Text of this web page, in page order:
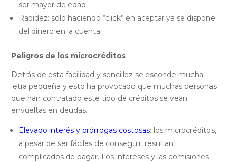
ser mayor de edad
Rapidez: solo haciendo “click” en aceptar ya se dispone
del dinero en la cuenta
Peligros de los microcréditos
Detrás de esta facilidad y sencillez se esconde mucha
letra pequeña y esto ha provocado que muchas personas
que han contratado este tipo de créditos se vean
envueltas en deudas.
Elevado interés y prórrogas costosas: los microcréditos,
a pesar de ser fáciles de conseguir, resultan
complicados de pagar. Los intereses y las comisiones